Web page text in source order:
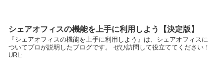
シェアオフィスの機能を上手に利用しよう【決定版】
『シェアオフィスの機能を上手に利用しよう』は、シェアオフィスに
ついてプロが説明したブログです。 ぜひ訪問して役立ててください！
URL: